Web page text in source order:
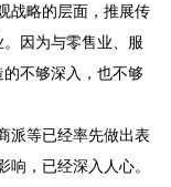
战略的层面，推展传
因为与零售业、服
不够深入，也不够
派等已经率先做出表
响，已经深入人心。